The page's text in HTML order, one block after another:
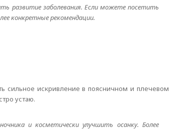
развитие заболевания. Если можете посетить
конкретные рекомендации.
сильное искривление в поясничном и плечевом
устаю.
и косметически улучшить осанку. Более